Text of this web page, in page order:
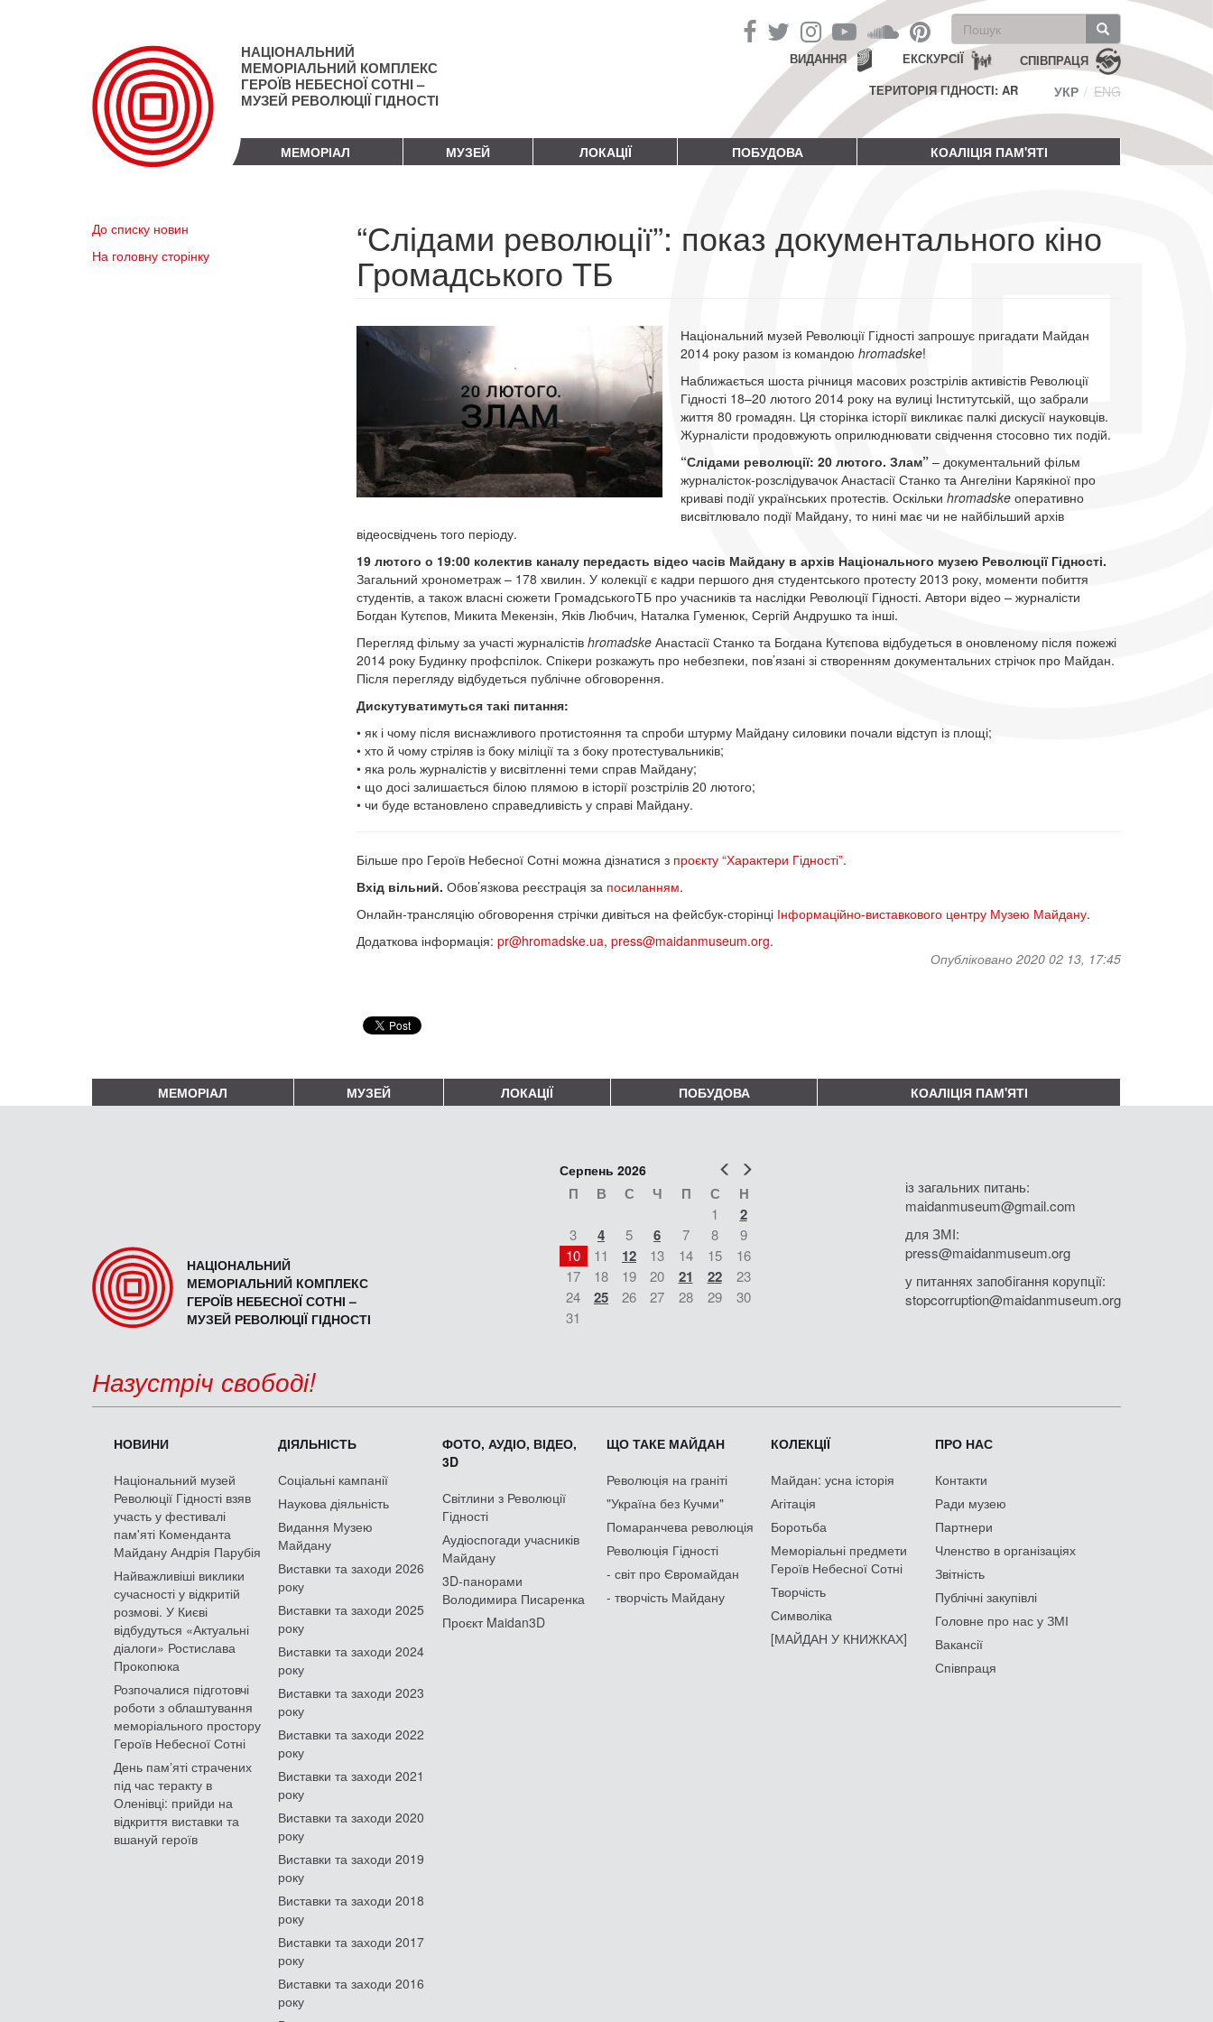
НАЦІОНАЛЬНИЙ
МЕМОРІАЛЬНИЙ КОМПЛЕКС
ГЕРОЇВ НЕБЕСНОЇ СОТНІ –
МУЗЕЙ РЕВОЛЮЦІЇ ГІДНОСТІ
Пошукова
форма
Пошук СПІВПРАЦЯ
ЕКСКУРСІЇ
ВИДАННЯ
ТЕРИТОРІЯ ГІДНОСТІ: AR
УКР ENG
МЕМОРІАЛ МУЗЕЙ ЛОКАЦІЇ ПОБУДОВА КОАЛІЦІЯ ПАМ'ЯТІ
До списку новин
На головну сторінку
“Слідами революції”: показ документального кіно
Громадського ТБ
Національний музей Революції Гідності запрошує пригадати Майдан
2014 року разом із командою hromadske!
Наближається шоста річниця масових розстрілів активістів Революції
Гідності 18–20 лютого 2014 року на вулиці Інститутській, що забрали
життя 80 громадян. Ця сторінка історії викликає палкі дискусії науковців.
Журналісти продовжують оприлюднювати свідчення стосовно тих подій.
“Слідами революції: 20 лютого. Злам”– документальний фільм
журналісток-розслідувачок Анастасії Станко та Ангеліни Карякіної про
криваві події українських протестів. Оскільки hromadskeоперативно
висвітлювало події Майдану, то нині має чи не найбільший архів
відеосвідчень того періоду.
19 лютого о 19:00 колектив каналу передасть відео часів Майдану в архів Національного музею Революції Гідності.
Загальний хронометраж – 178 хвилин. У колекції є кадри першого дня студентського протесту 2013 року, моменти побиття
студентів, а також власні сюжети ГромадськогоТБ про учасників та наслідки Революції Гідності. Автори відео – журналісти
Богдан Кутєпов, Микита Мекензін, Яків Любчич, Наталка Гуменюк, Сергій Андрушко та інші.
Перегляд фільму за участі журналістів hromadskeАнастасії Станко та Богдана Кутєпова відбудеться в оновленому після пожежі
2014 року Будинку профспілок. Спікери розкажуть про небезпеки, пов’язані зі створенням документальних стрічок про Майдан.
Після перегляду відбудеться публічне обговорення.
Дискутуватимуться такі питання:
• як і чому після виснажливого протистояння та спроби штурму Майдану силовики почали відступ із площі;
• хто й чому стріляв із боку міліції та з боку протестувальників;
• яка роль журналістів у висвітленні теми справ Майдану;
• що досі залишається білою плямою в історії розстрілів 20 лютого;
• чи буде встановлено справедливість у справі Майдану.
Більше про Героїв Небесної Сотні можна дізнатися з проєкту “Характери Гідності”.
Вхід вільний. Обов’язкова реєстрація за посиланням.
Онлайн-трансляцію обговорення стрічки дивіться на фейсбук-сторінціІнформаційно-виставкового центру Музею Майдану.
Додаткова інформація: pr@hromadske.ua, press@maidanmuseum.org.
Опубліковано 2020 02 13, 17:45
МЕМОРІАЛ МУЗЕЙ ЛОКАЦІЇ ПОБУДОВА КОАЛІЦІЯ ПАМ'ЯТІ
НАЦІОНАЛЬНИЙ
МЕМОРІАЛЬНИЙ КОМПЛЕКС
ГЕРОЇВ НЕБЕСНОЇ СОТНІ –
МУЗЕЙ РЕВОЛЮЦІЇ ГІДНОСТІ
Попер
Серпень 2026
П В С Ч П С Н
1 2
3 4 5 6 7 8
9
10
11 12 13 14 15
16
17
18 19 20 21 22
23
24
25 26 27 28 29
30
31
із загальних питань:
maidanmuseum@gmail.com
для ЗМІ:
press@maidanmuseum.org
у питаннях запобігання корупції:
stopcorruption@maidanmuseum.org
Назустріч свободі!
НОВИНИ
Національний музей
Революції Гідності взяв
участь у фестивалі
пам'яті Коменданта
Майдану Андрія Парубія
Найважливіші виклики
сучасності у відкритій
розмові. У Києві
відбудуться «Актуальні
діалоги» Ростислава
Прокопюка
Розпочалися підготовчі
роботи з облаштування
меморіального простору
Героїв Небесної Сотні
День памʼяті страчених
під час теракту в
Оленівці: прийди на
відкриття виставки та
вшануй героїв
ДІЯЛЬНІСТЬ
Соціальні кампанії
Наукова діяльність
Видання Музею
Майдану
Виставки та заходи 2026
року
Виставки та заходи 2025
року
Виставки та заходи 2024
року
Виставки та заходи 2023
року
Виставки та заходи 2022
року
Виставки та заходи 2021
року
Виставки та заходи 2020
року
Виставки та заходи 2019
року
Виставки та заходи 2018
року
Виставки та заходи 2017
року
Виставки та заходи 2016
року
ФОТО, АУДІО, ВІДЕО,
3D
Світлини з Революції
Гідності
Аудіоспогади учасників
Майдану
3D-панорами
Володимира Писаренка
Проєкт Maidan3D
ЩО ТАКЕ МАЙДАН
Революція на граніті
"Україна без Кучми"
Помаранчева революція
Революція Гідності
- світ про Євромайдан
- творчість Майдану
КОЛЕКЦІЇ
Майдан: усна історія
Агітація
Боротьба
Меморіальні предмети
Героїв Небесної Сотні
Творчість
Символіка
[МАЙДАН У КНИЖКАХ]
ПРО НАС
Контакти
Ради музею
Партнери
Членство в організаціях
Звітність
Публічні закупівлі
Головне про нас у ЗМІ
Вакансії
Співпраця